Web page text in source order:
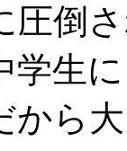
圧倒
学生
から